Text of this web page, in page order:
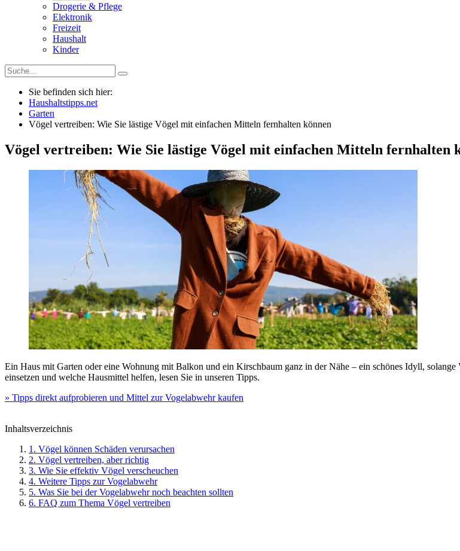
Drogerie & Pflege
Elektronik
Freizeit
Haushalt
Kinder
Sie befinden sich hier:
Haushaltstipps.net
Garten
Vögel vertreiben: Wie Sie lästige Vögel mit einfachen Mitteln fernhalten können
Vögel vertreiben: Wie Sie lästige Vögel mit einfachen Mitteln fernhalten
Ein Haus mit Garten oder eine Wohnung mit Balkon und ein Kirschbaum ganz in der Nähe – ein schönes Idyll,
einsetzen und welche Hausmittel helfen, lesen Sie in unseren Tipps.
» Tipps direkt aufprobieren und Mittel zur Vogelabwehr kaufen
Inhaltsverzeichnis
1. Vögel können Schäden verursachen
2. Vögel vertreiben, aber richtig
3. Wie Sie effektiv Vögel verscheuchen
4. Weitere Tipps zur Vogelabwehr
5. Was Sie bei der Vogelabwehr noch beachten sollten
6. FAQ zum Thema Vögel vertreiben